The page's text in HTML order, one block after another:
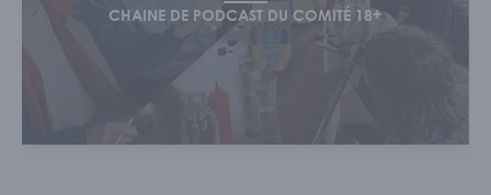
CHAINE DE PODCAST DU COMITÉ 18+